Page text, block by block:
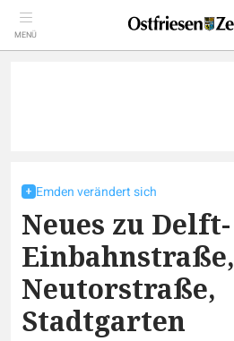
MENÜ
Emden verändert sich
Neues zu Delft-
Einbahnstraße,
Neutorstraße,
Stadtgarten